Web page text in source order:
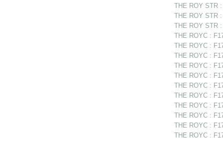
THE ROY STR
THE ROY STR
THE ROY STR
THE ROYC :
THE ROYC :
THE ROYC :
THE ROYC :
THE ROYC :
THE ROYC :
THE ROYC :
THE ROYC :
THE ROYC :
THE ROYC :
THE ROYC :